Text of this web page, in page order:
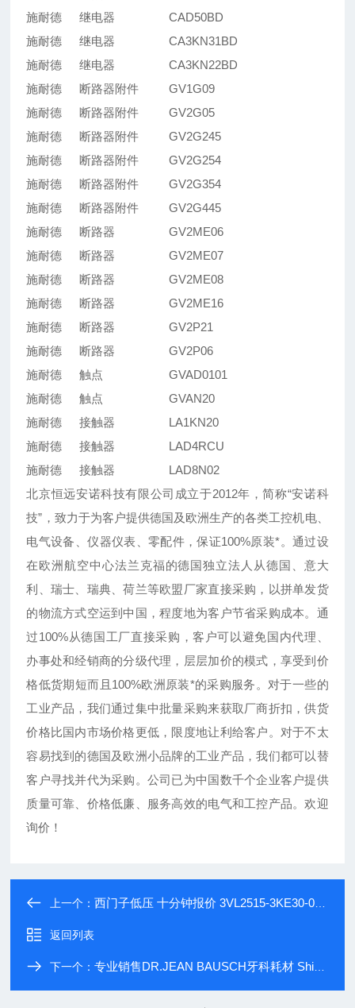
施耐德
继电器
CAD50BD
施耐德
继电器
CA3KN31BD
施耐德
继电器
CA3KN22BD
施耐德
断路器附件
GV1G09
施耐德
断路器附件
GV2G05
施耐德
断路器附件
GV2G245
施耐德
断路器附件
GV2G254
施耐德
断路器附件
GV2G354
施耐德
断路器附件
GV2G445
施耐德
断路器
GV2ME06
施耐德
断路器
GV2ME07
施耐德
断路器
GV2ME08
施耐德
断路器
GV2ME16
施耐德
断路器
GV2P21
施耐德
断路器
GV2P06
施耐德
触点
GVAD0101
施耐德
触点
GVAN20
施耐德
接触器
LA1KN20
施耐德
接触器
LAD4RCU
施耐德
接触器
LAD8N02
北京恒远安诺科技有限公司成立于2012年，简称“安诺科
技”，致力于为客户提供德国及欧洲生产的各类工控机电、
电气设备、仪器仪表、零配件，保证100%原装*。通过设
在欧洲航空中心法兰克福的德国独立法人从德国、意大
利、瑞士、瑞典、荷兰等欧盟厂家直接采购，以拼单发货
的物流方式空运到中国，程度地为客户节省采购成本。通
过100%从德国工厂直接采购，客户可以避免国内代理、
办事处和经销商的分级代理，层层加价的模式，享受到价
格低货期短而且 100%欧洲原装*的采购服务。对于一些的
工业产品，我们通过集中批量采购来获取厂商折扣，供货
价格比国内市场价格更低，限度地让利给客户。对于不太
容易找到的德国及欧洲小品牌的工业产品，我们都可以替
客户寻找并代为采购。公司已为中国数千个企业客户提供
质量可靠、价格低廉、服务高效的电气和工控产品。欢迎
询价！
上一个：西门子低压 十分钟报价 3VL2515-3KE30-0AA0
返回列表
下一个：专业销售DR.JEAN BAUSCH牙科耗材 Shimstock-Folie 12µ